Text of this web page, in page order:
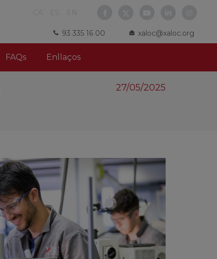
93 335 16 00 xaloc@xaloc.org
FAQs Enllaços
27/05/2025